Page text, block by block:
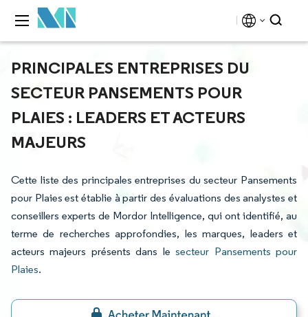
PRINCIPALES ENTREPRISES DU
SECTEUR PANSEMENTS POUR
PLAIES : LEADERS ET ACTEURS
MAJEURS
Cette liste des principales entreprises du secteur Pansements
pour Plaies est établie à partir des évaluations des analystes et
conseillers experts de Mordor Intelligence, qui ont identifié, au
terme de recherches approfondies, les marques, leaders et
acteurs majeurs présents dans lesecteur Pansements pour
Plaies.